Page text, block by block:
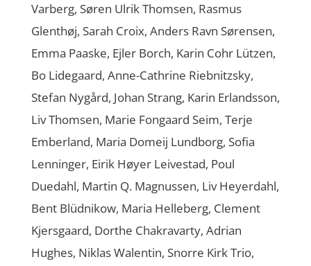
Varberg, Søren Ulrik Thomsen, Rasmus
Glenthøj, Sarah Croix, Anders Ravn Sørensen,
Emma Paaske, Ejler Borch, Karin Cohr Lützen,
Bo Lidegaard, Anne-Cathrine Riebnitzsky,
Stefan Nygård, Johan Strang, Karin Erlandsson,
Liv Thomsen, Marie Fongaard Seim, Terje
Emberland, Maria Domeij Lundborg, Sofia
Lenninger, Eirik Høyer Leivestad, Poul
Duedahl, Martin Q. Magnussen, Liv Heyerdahl,
Bent Blüdnikow, Maria Helleberg, Clement
Kjersgaard, Dorthe Chakravarty, Adrian
Hughes, Niklas Walentin, Snorre Kirk Trio,